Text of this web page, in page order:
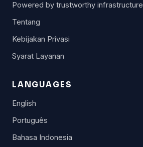
Powered by trustworthy infrastructure
Tentang
Kebijakan Privasi
Syarat Layanan
LANGUAGES
English
Português
Bahasa Indonesia